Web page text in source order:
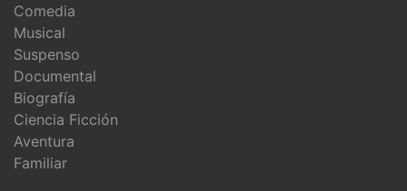
Comedia
Musical
Suspenso
Documental
Biografía
Ciencia Ficción
Aventura
Familiar